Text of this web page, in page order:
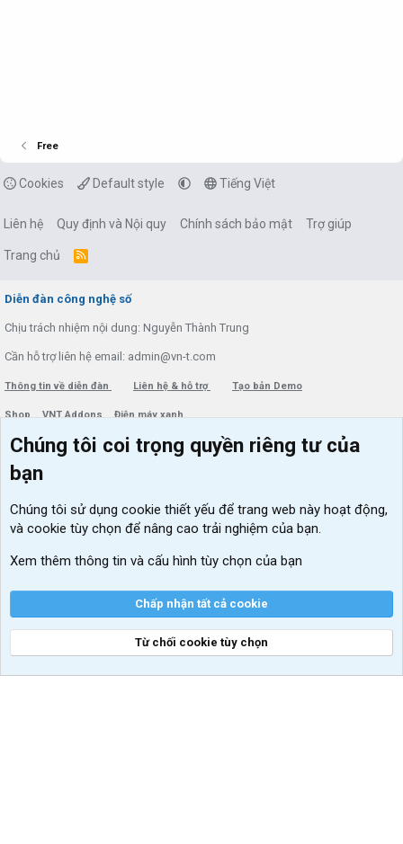
Free
Cookies Default style Tiếng Việt
Liên hệ Quy định và Nội quy Chính sách bảo mật Trợ giúp
Trang chủ
R
Diễn đàn công nghệ số
Chịu trách nhiệm nội dung: Nguyễn Thành Trung
Cần hỗ trợ liên hệ email: admin@vn-t.com
Thông tin về diễn đàn Liên hệ & hỗ trợ Tạo bản Demo
Shop VNT Addons Điện máy xanh
Menu thành viên
Đăng nhập
Diễn đàn
Kích hoạt Windows/ Office miễn phí
VIP add-ons Xenforo
Khuyến mãi và tài trợ
Chúng tôi coi trọng quyền riêng tư của
bạn
Chúng tôi sử dụng cookie thiết yếu để trang web này hoạt động,
và cookie tùy chọn để nâng cao trải nghiệm của bạn.
Xem thêm thông tin và cấu hình tùy chọn của bạn
Chấp nhận tất cả cookie
Từ chối cookie tùy chọn